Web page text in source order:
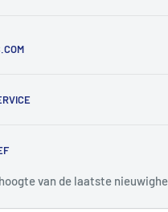
9
30 448
van de laatste